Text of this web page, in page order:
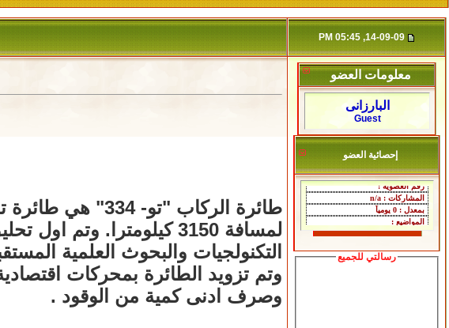
14-09-09, 05:45 PM
معلومات العضو
البارزانى
Guest
إحصائية العضو
رسالتي للجميع
التكنولجيات والبحوث العلمية
وتم تزويد الطائرة بمحركات
وصرف ادنى كمية من الوقود .